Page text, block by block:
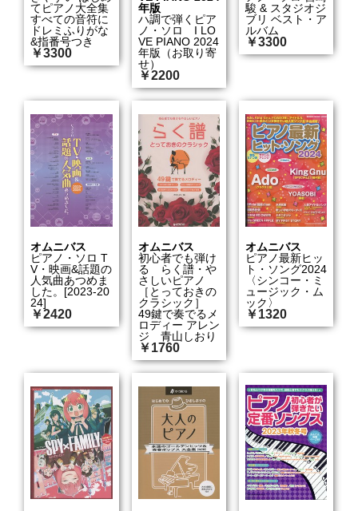
てピアノ大全集
すべての音符に
ドレミふりがな
&指番号つき
￥3300
年版
ハ調で弾くピア
ノ・ソロ I LO
VE PIANO 2024
年版（お取り寄
せ）
￥2200
駿 & スタジオジ
ブリ ベスト・ア
ルバム
￥3300
オムニバス
ピアノ・ソロ T
V・映画&話題の
人気曲あつめま
した。[2023-20
24]
￥2420
オムニバス
初心者でも弾け
る らく譜・や
さしいピアノ
［とっておきの
クラシック］
49鍵で奏でるメ
ロディー アレン
ジ 青山しおり
￥1760
オムニバス
ピアノ最新ヒッ
ト・ソング2024
〈シンコー・ミ
ュージック・ム
ック〉
￥1320